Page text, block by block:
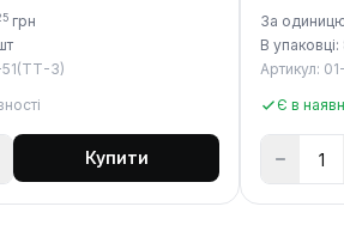
грн
51(ТТ-3)
Купити
За
В
Артикул:
Є в